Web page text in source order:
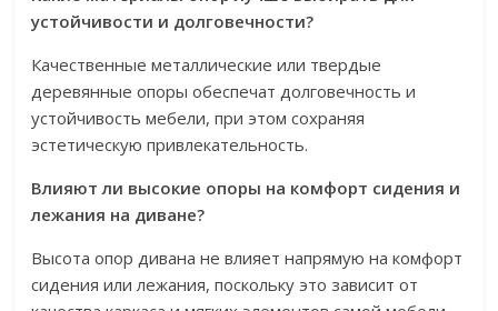
устойчивости и долговечности?
Качественные металлические или твердые
деревянные опоры обеспечат долговечность и
устойчивость мебели, при этом сохраняя
эстетическую привлекательность.
Влияют ли высокие опоры на комфорт сидения и
лежания на диване?
Высота опор дивана не влияет напрямую на комфорт
сидения или лежания, поскольку это зависит от